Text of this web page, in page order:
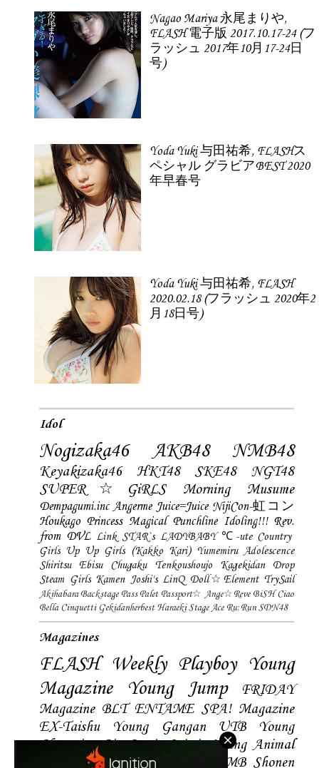
Nagao Mariya 永尾まりや,
FLASH 電子版 2017.10.17-24 (フ
ラッシュ 2017年10月17-24日
号)
Yoda Yuki 与田祐希, FLASHス
ペシャル グラビアBEST 2020
年早春号
Yoda Yuki 与田祐希, FLASH
2020.02.18 (フラッシュ 2020年2
月18日号)
Idol
Nogizaka46 AKB48 NMB48
Keyakizaka46 HKT48 SKE48
NGT48
SUPER☆GiRLS
Morning Musume
Dempagumi.inc Angerme Juice=Juice NijiCon-虹コン
Houkago Princess Magical Punchline Idoling!!! Rev.
from DVL Link STAR`s LADYBABY ℃-ute Country
Girls Up Up Girls (Kakko Kari) Yumemiru Adolescence
Shiritsu Ebisu Chugaku
Tenkoushoujo Kagekidan
Drop
Steam Girls Kamen Joshi's LinQ Doll☆Element TrySail
Akihabara Backstage Pass Palet Passport☆ Ange☆Reve BiSH Ciao
Bella Cinquetti Gekidanherbest Haraeki Stage Ace Ru:Run SDN48
Magazines
FLASH Weekly Playboy Young
Magazine
Young Jump
FRIDAY
Magazine BLT ENTAME SPA! Magazine
EX-Taishu
Young Gangan UTB
Young
Champion Big Comic Spirtis Young Animal
Shonen Magazine BUBKA BOMB Shonen